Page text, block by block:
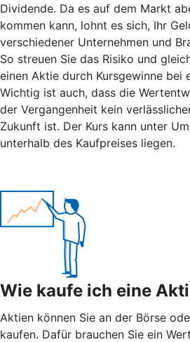
Dividende. Da es auf dem Markt
kommen kann, lohnt es sich, Ihr
verschiedener Unternehmen und
So streuen Sie das Risiko und
einen Aktie durch Kursgewinne bei
Wichtig ist auch, dass die
der Vergangenheit kein
Zukunft ist. Der Kurs kann unter
unterhalb des Kaufpreises liegen.
Wie kaufe ich eine
Aktien können Sie an der Börse
kaufen. Dafür brauchen Sie ein